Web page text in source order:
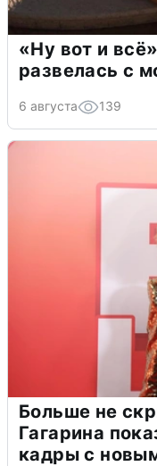
«Ну вот и
развелась с
6 августа 139
Больше не
Гагарина
кадры с